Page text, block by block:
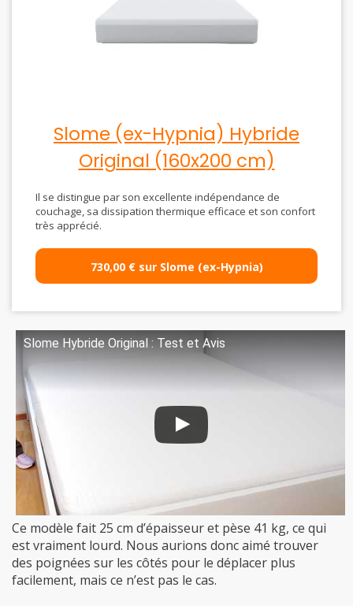
Slome (ex-Hypnia) Hybride
Original (160x200 cm)
Il se distingue par son excellente indépendance de
couchage, sa dissipation thermique efficace et son confort
très apprécié.
730,00 € sur Slome (ex-Hypnia)
Slome Hybride Original : Test et Avis
Ce modèle fait 25 cm d’épaisseur et pèse 41 kg, ce qui
est vraiment lourd. Nous aurions donc aimé trouver
des poignées sur les côtés pour le déplacer plus
facilement, mais ce n’est pas le cas.